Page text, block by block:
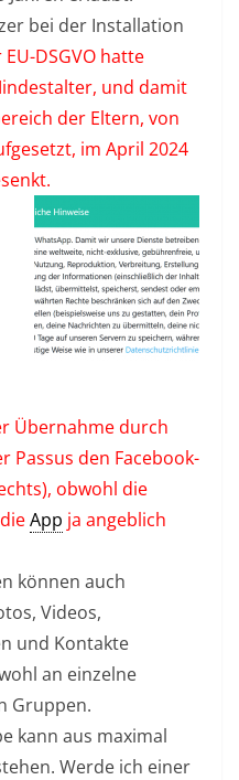
bei der Installation
DSGVO hatte
und damit
der Eltern, von
im April 2024
Übernahme durch
Passus den Facebook-
obwohl die
App ja angeblich
können auch
Videos,
und Kontakte
an einzelne
Gruppen.
kann aus maximal
Werde ich einer